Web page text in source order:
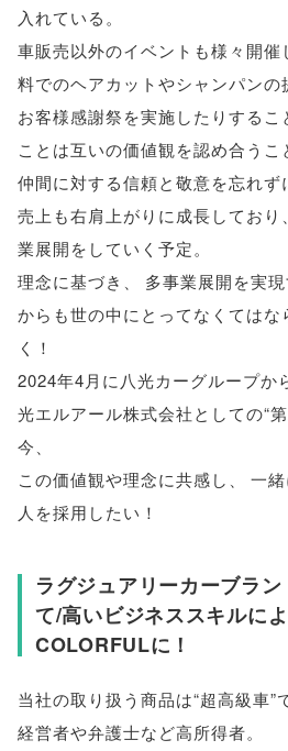
入れている。
車販売以外のイベントも様々開催
料でのヘアカットやシャンパンの
お客様感謝祭を実施したりするこ
ことは互いの価値観を認め合うこ
仲間に対する信頼と敬意を忘れず
売上も右肩上がりに成長しており 、
業展開をしていく予定。
理念に基づき 、 多事業展開を実
からも世の中にとってなくては
く！
2024年4月に八光カーグループか
光エルアール株式会社としての“
今、
この価値観や理念に共感し 、
一
人を採用したい！
ラグジュアリーカーブラ
て/高いビジネススキルに
COLORFULに！
当社の取り扱う商品は“超高級車”
経営者や弁護士など高所得者。